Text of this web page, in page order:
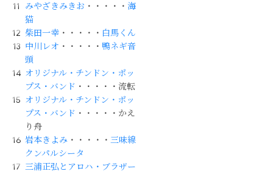
みやざきみきお ・・・・・海
猫
柴田一幸 ・・・・・ 白馬くん
中川レオ ・・・・・ 鴨ネギ音
頭
オリジナル・チンドン・ポッ
プス・バンド ・・・・・流転
オリジナル・チンドン・ポッ
プス・バンド ・・・・・かえ
り舟
岩本きよみ ・・・・・三味線
クンパルシータ
三浦正弘とアロハ・ブラザー